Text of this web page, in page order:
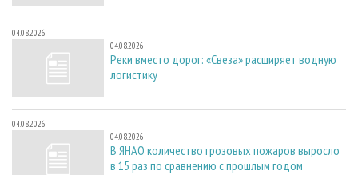
04.08.2026
04.08.2026
Реки вместо дорог: «Свеза» расширяет водную
логистику
04.08.2026
04.08.2026
В ЯНАО количество грозовых пожаров выросло
в 15 раз по сравнению с прошлым годом